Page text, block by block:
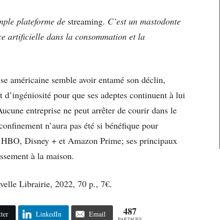
plateforme de streaming. C’est un mastodonte
artificielle dans la consommation et la
américaine semble avoir entamé son déclin,
pour que ses adeptes continuent à lui
entreprise ne peut arrêter de courir dans le
n’aura pas été si bénéfique pour
Disney + et Amazon Prime; ses principaux
à la maison.
Librairie, 2022, 70 p., 7€.
LinkedIn Email 487